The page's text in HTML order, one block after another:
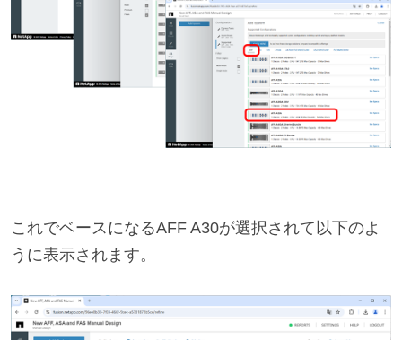
これでベースになるAFF A30が選択されて以下のよ
うに表示されます。